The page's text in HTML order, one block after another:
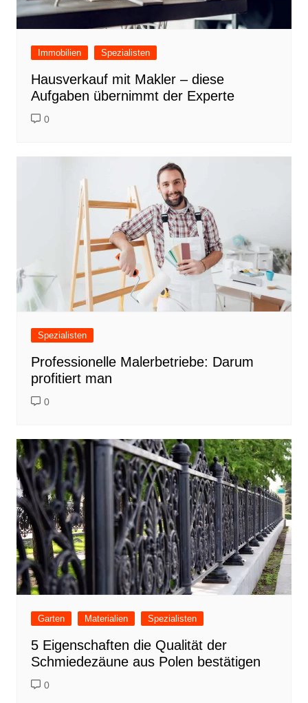
Immobilien Spezialisten
Hausverkauf mit Makler – diese
Aufgaben übernimmt der Experte
0
Spezialisten
Professionelle Malerbetriebe: Darum
profitiert man
0
Garten Materialien Spezialisten
5 Eigenschaften die Qualität der
Schmiedezäune aus Polen bestätigen
0